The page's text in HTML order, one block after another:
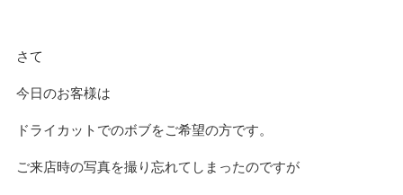
さて
今日のお客様は
ドライカットでのボブをご希望の方です。
ご来店時の写真を撮り忘れてしまったのですが